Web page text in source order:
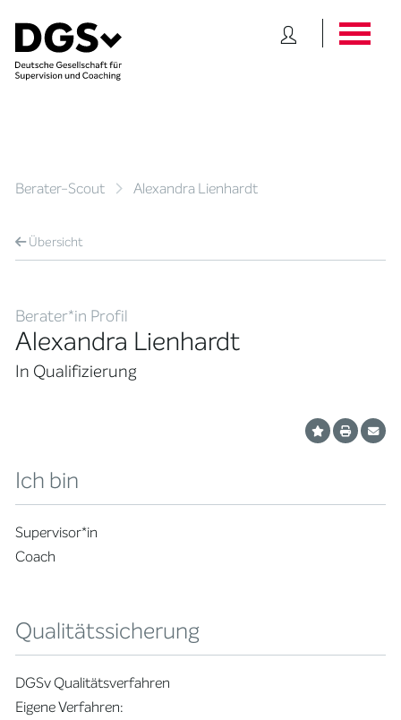
Berater-Scout Alexandra Lienhardt
Übersicht
Berater*in Profil
Alexandra Lienhardt
In Qualifizierung
Ich bin
Supervisor*in
Coach
Qualitätssicherung
DGSv Qualitätsverfahren
Eigene Verfahren: